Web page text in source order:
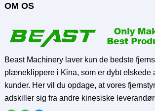
OM OS
Beast Machinery laver kun de bedste
plæneklippere i Kina, som er dybt elskede
kunder. Her vil du opdage, at vores
adskiller sig fra andre kinesiske